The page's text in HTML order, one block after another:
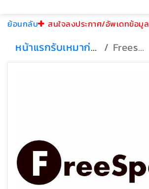
ย้อนกลับ สนใจลงประกาศ/อัพเดทข้อมูล
หน้าแรก รับเหมาก่อสร้าง Freespace